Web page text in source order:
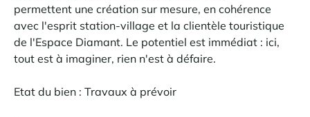
permettent une création sur mesure, en cohérence
avec l'esprit station-village et la clientèle touristique
de l'Espace Diamant. Le potentiel est immédiat : ici,
tout est à imaginer, rien n'est à défaire.
Etat du bien : Travaux à prévoir